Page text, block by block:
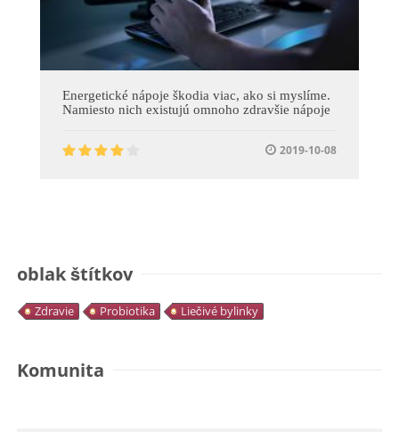
Energetické nápoje škodia viac, ako si myslíme.
Namiesto nich existujú omnoho zdravšie nápoje
2019-10-08
oblak štítkov
Zdravie Probiotika Liečivé bylinky
Komunita